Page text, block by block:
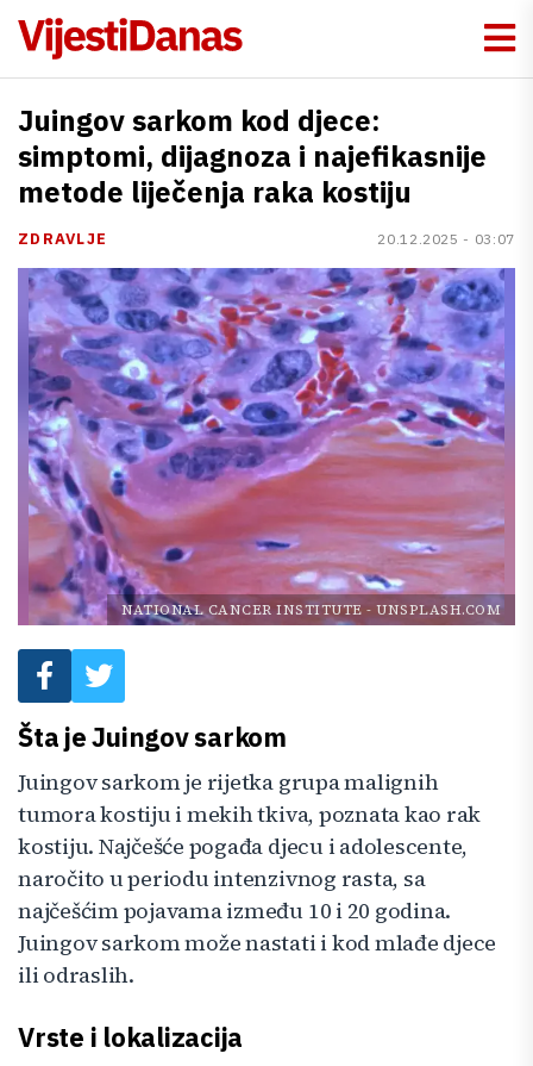
Juingov sarkom kod djece:
simptomi, dijagnoza i najefikasnije
metode liječenja raka kostiju
ZDRAVLJE 20.12.2025 - 03:07
NATIONAL CANCER INSTITUTE- UNSPLASH.COM
Šta je Juingov sarkom
Juingov sarkom je rijetka grupa malignih
tumora kostiju i mekih tkiva, poznata kao rak
kostiju. Najčešće pogađa djecu i adolescente,
naročito u periodu intenzivnog rasta, sa
najčešćim pojavama između 10 i 20 godina.
Juingov sarkom može nastati i kod mlađe djece
ili odraslih.
Vrste i lokalizacija